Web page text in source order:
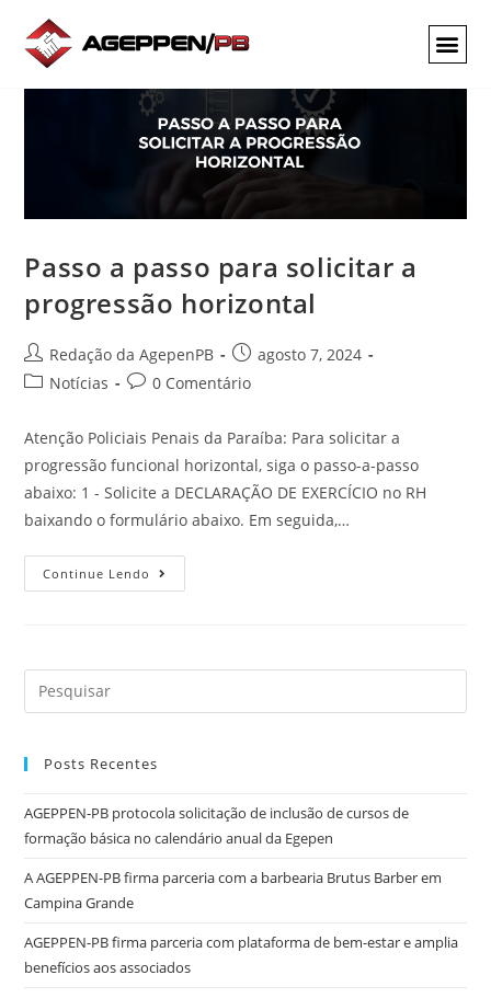
Passo a passo para solicitar a
progressão horizontal
Redação da AgepenPB
agosto 7, 2024
Notícias
0 Comentário
Atenção Policiais Penais da Paraíba: Para solicitar a
progressão funcional horizontal, siga o passo-a-passo
abaixo: 1 - Solicite a DECLARAÇÃO DE EXERCÍCIO no RH
baixando o formulário abaixo. Em seguida,…
Continue Lendo
Posts Recentes
AGEPPEN-PB protocola solicitação de inclusão de cursos de
formação básica no calendário anual da Egepen
A AGEPPEN-PB firma parceria com a barbearia Brutus Barber em
Campina Grande
AGEPPEN-PB firma parceria com plataforma de bem-estar e amplia
benefícios aos associados